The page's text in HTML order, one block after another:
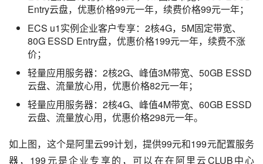
Entry云盘，优惠价格99元一年，续费价格99元一年；
ECS u1实例企业客户专享：2核4G，5M固定带宽、
80G ESSD Entry盘，优惠价格199元一年，续费不涨
价；
轻量应用服务器：2核2G、峰值3M带宽、50GB ESSD
云盘、流量放心用，优惠价格82元一年；
轻量应用服务器：2核4G、峰值4M带宽、60GB ESSD
云盘、流量放心用，优惠价格298元一年。
如上图，这个是阿里云99计划，提供99元和199元配置服务